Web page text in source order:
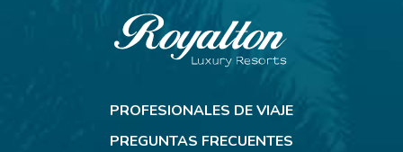
PROFESIONALES DE VIAJE
PREGUNTAS FRECUENTES